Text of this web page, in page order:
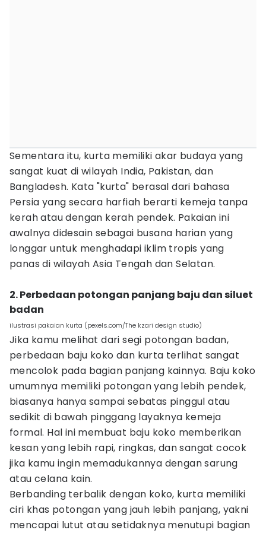
Sementara itu, kurta memiliki akar budaya yang
sangat kuat di wilayah India, Pakistan, dan
Bangladesh. Kata "kurta" berasal dari bahasa
Persia yang secara harfiah berarti kemeja tanpa
kerah atau dengan kerah pendek. Pakaian ini
awalnya didesain sebagai busana harian yang
longgar untuk menghadapi iklim tropis yang
panas di wilayah Asia Tengah dan Selatan.
2. Perbedaan potongan panjang baju dan siluet
badan
ilustrasi pakaian kurta (pexels.com/The kzari design studio)
Jika kamu melihat dari segi potongan badan,
perbedaan baju koko dan kurta terlihat sangat
mencolok pada bagian panjang kainnya. Baju koko
umumnya memiliki potongan yang lebih pendek,
biasanya hanya sampai sebatas pinggul atau
sedikit di bawah pinggang layaknya kemeja
formal. Hal ini membuat baju koko memberikan
kesan yang lebih rapi, ringkas, dan sangat cocok
jika kamu ingin memadukannya dengan sarung
atau celana kain.
Berbanding terbalik dengan koko, kurta memiliki
ciri khas potongan yang jauh lebih panjang, yakni
mencapai lutut atau setidaknya menutupi bagian